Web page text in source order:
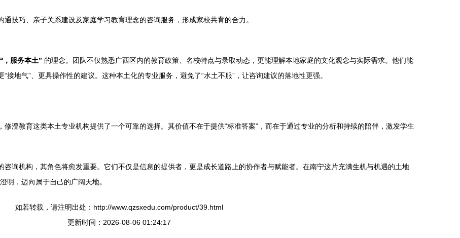
通技巧、亲子关系建设及家庭学习教育理念的咨询服务，形成家校共育的合力。
，服务本土” 的理念。团队不仅熟悉广西区内的教育政策、名校特点与录取动态，更能理解本地家庭的文化观念与实际需求。他们能
地气”、更具操作性的建议。这种本土化的专业服务，避免了“水土不服”，让咨询建议的落地性更强。
澄教育这类本土专业机构提供了一个可靠的选择。其价值不在于提供“标准答案”，而在于通过专业的分析和持续的陪伴，激发学生
询机构，其角色将愈发重要。它们不仅是信息的提供者，更是成长道路上的协作者与赋能者。在南宁这片充满生机与机遇的土地
明，迈向属于自己的广阔天地。
如若转载，请注明出处：http://www.qzsxedu.com/product/39.html
更新时间：2026-08-06 01:24:17